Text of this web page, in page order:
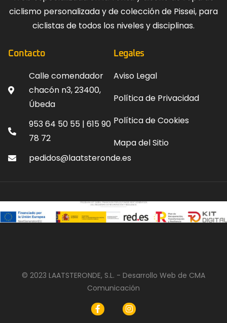
ciclismo personalizada y de colección de Pissei, para
ciclistas de todos los niveles y disciplinas.
Contacto
Calle comendador
chacón n3, 23400,
Úbeda
953 64 50 55 | 615 90
78 72
pedidos@laatsteronde.es
Legales
Aviso Legal
Política de Privacidad
Política de Cookies
Mapa del Sitio
© 2023 LAATSTERONDE, S.L. - Desarrollo Web de CMA
Comunicación